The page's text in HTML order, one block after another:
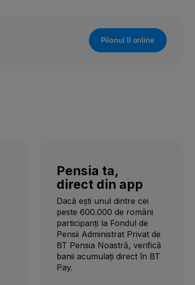
Pilonul II online
Pensia ta,
direct din app
Dacă ești unul dintre cei
peste 600.000 de români
participanți la Fondul de
Pensii Administrat Privat de
BT Pensia Noastră, verifică
banii acumulați direct în BT
Pay.